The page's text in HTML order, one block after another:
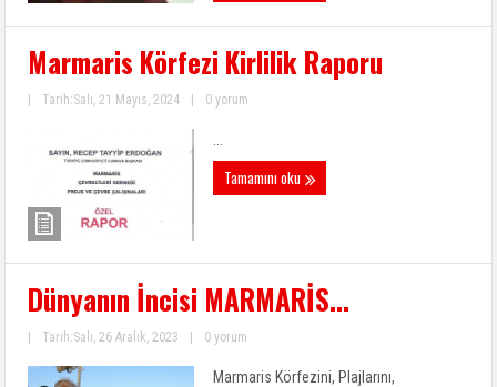
Marmaris Körfezi Kirlilik Raporu
| Tarih:Salı, 21 Mayıs, 2024 | 0 yorum
Tamamını oku
Dünyanın İncisi MARMARİS…
| Tarih:Salı, 26 Aralık, 2023 | 0 yorum
Marmaris Körfezini, Plajlarını,